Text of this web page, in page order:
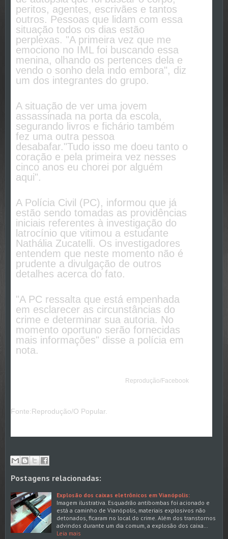
peritos, agentes, escrivães e tantos
outros. Pessoas que lidam com essa
situação todos os dias estão
perplexas. "A primeira vez que me
emociono no IML foi buscando essa
menina, olhando os pertences dela e
vendo o sonho dela indo embora", diz
um dos integrantes do grupo.
A situação de ver uma jovem
assassinada na porta da escola,
segurando livros e fichário também
fez uma outra pessoa
desabafar."Tudo isso me doeu tanto o
coração e pela primeira vez nesses
cinco anos eu chorei por alguém
aqui".
A Polícia Civil (PC), informou que já
estão sendo tomadas as providências
iniciais referentes à investigação do
latrocínio que vitimou a estudante
Nathália Zucatelli. Os investigadores
entendem que neste momento não é
prudente a divulgação de outros
detalhes acerca do fato.
"A PC ressalta que está empenhada
em esclarecer as circunstâncias do
crime e determinar sua autoria. No
momento oportuno serão fornecidas
mais informações" disse a polícia em
nota.
Reprodução/Facebook
Fonte:Reprodução/O Popular.
Postagens relacionadas:
Explosão dos caixas eletrônicos em Vianópolis:
Imagem ilustrativa. Esquadrão antibombas foi acionado e
está a caminho de Vianópolis, materiais explosivos não
detonados, ficaram no local do crime. Além dos transtornos
advindos durante um dia comum, a explosão dos caixa…
Leia mais